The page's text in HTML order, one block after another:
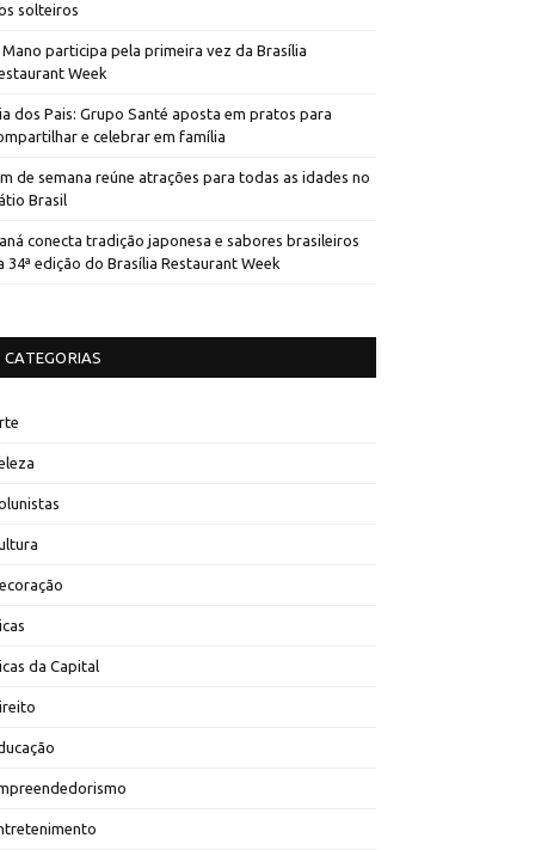
solteiros
Mano participa pela primeira vez da Brasília
Week
dos Pais: Grupo Santé aposta em pratos para
e celebrar em família
de semana reúne atrações para todas as idades no
Brasil
conecta tradição japonesa e sabores brasileiros
34ª edição do Brasília Restaurant Week
CATEGORIAS
da Capital